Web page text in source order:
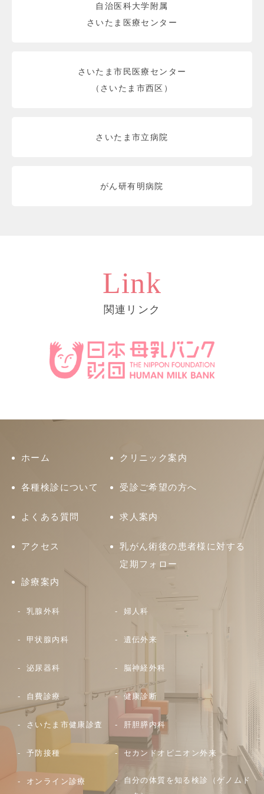
自治医科大学附属
さいたま医療センター
さいたま市民医療センター
（さいたま市西区）
さいたま市立病院
がん研有明病院
Link
関連リンク
ホーム クリニック案内
各種検診について 受診ご希望の方へ
よくある質問 求人案内
アクセス
乳がん術後の患者様に対する
定期フォロー
診療案内
乳腺外科 婦人科
甲状腺内科 遺伝外来
泌尿器科 脳神経外科
自費診療 健康診断
さいたま市健康診査 肝胆膵内科
予防接種 セカンドオピニオン外来
オンライン診療
自分の体質を知る検診（ゲノムド